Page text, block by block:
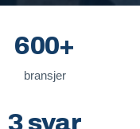
600+
bransjer
3 svar